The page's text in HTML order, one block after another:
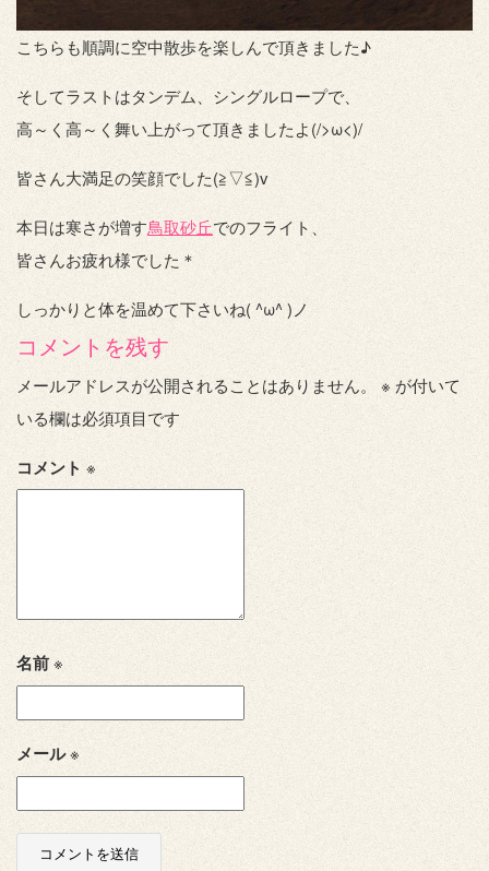
こちらも順調に空中散歩を楽しんで頂きました♪
そしてラストはタンデム、シングルロープで、
高～く高～く舞い上がって頂きましたよ(/>ω<)/
皆さん大満足の笑顔でした(≧▽≦)v
本日は寒さが増す鳥取砂丘でのフライト、
皆さんお疲れ様でした＊
しっかりと体を温めて下さいね( ^ω^ )ノ
コメントを残す
メールアドレスが公開されることはありません。 ※ が付いて
いる欄は必須項目です
コメント※
名前※
メール※